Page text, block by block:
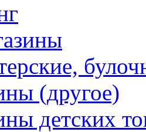
(другое)
детских